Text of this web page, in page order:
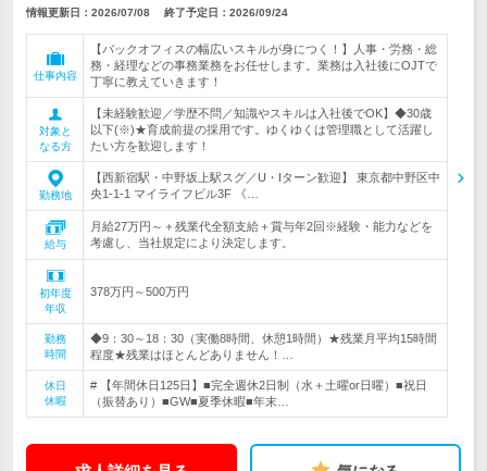
情報更新日：2026/07/08 終了予定日： 2026/09/24
仕事内容
【バックオフィスの幅広いスキルが身につく！】人事・労務・総
務・経理などの事務業務をお任せします。業務は入社後にOJTで
丁寧に教えていきます！
対象と
なる方
【未経験歓迎／学歴不問／知識やスキルは入社後でOK】◆30歳
以下(※)★育成前提の採用です。ゆくゆくは管理職として活躍し
たい方を歓迎します！
勤務地
【西新宿駅・中野坂上駅スグ／U・Iターン歓迎】 東京都中野区中
央1-1-1 マイライフビル3F 《…
給与
月給27万円～＋残業代全額支給＋賞与年2回※経験・能力などを
考慮し、当社規定により決定します。
初年度
年収
378万円～500万円
勤務
時間
◆9：30～18：30（実働8時間、休憩1時間）★残業月平均15時間
程度★残業はほとんどありません！…
休日
休暇
# 【年間休日125日】■完全週休2日制（水＋土曜or日曜）■祝日
（振替あり）■GW■夏季休暇■年末…